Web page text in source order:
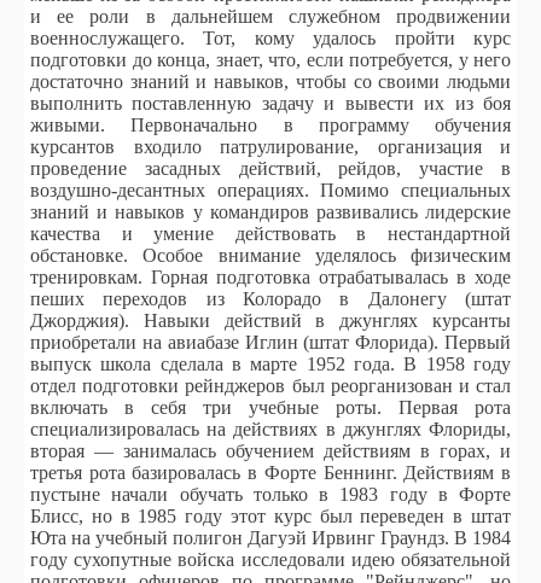
и ее роли в дальнейшем служебном продвижении
военнослужащего.Тот, кому удалось пройти курс
подготовки до конца, знает, что, если потребуется, у него
достаточно знаний и навыков, чтобы со своими людьми
выполнить поставленную задачу и вывести их из боя
живыми. Первоначально в программу обучения
курсантов входило патрулирование, организация и
проведение засадных действий, рейдов, участие в
воздушно-десантных операциях. Помимо специальных
знаний и навыков у командиров развивались лидерские
качества и умение действовать в нестандартной
обстановке. Особое внимание уделялось физическим
тренировкам. Горная подготовка отрабатывалась в ходе
пеших переходов из Колорадо в Далонегу (штат
Джорджия). Навыки действий в джунглях курсанты
приобретали на авиабазе Иглин (штат Флорида). Первый
выпуск школа сделала в марте 1952 года.В 1958 году
отдел подготовки рейнджеров был реорганизован и стал
включать в себя три учебные роты. Первая рота
специализировалась на действиях в джунглях Флориды,
вторая — занималась обучением действиям в горах, и
третья рота базировалась в Форте Беннинг. Действиям в
пустыне начали обучать только в 1983 году в Форте
Блисс, но в 1985 году этот курс был переведен в штат
Юта на учебный полигон Дагуэй Ирвинг Граундз. В 1984
году сухопутные войска исследовали идею обязательной